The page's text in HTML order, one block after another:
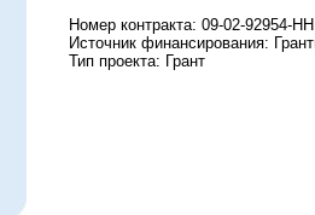
Номер контракта: 09-02-92954-
Источник финансирования:
Тип проекта: Грант